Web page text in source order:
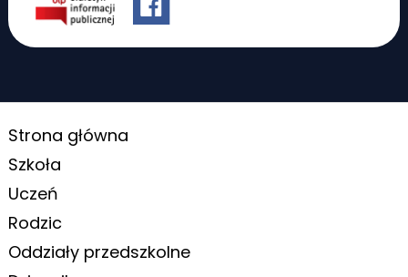
Strona główna
Szkoła
Uczeń
Rodzic
Oddziały przedszkolne